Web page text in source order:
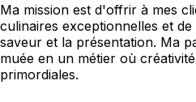
Ma mission est d'offrir à mes
culinaires exceptionnelles et
saveur et la présentation. Ma
muée en un métier où
primordiales.